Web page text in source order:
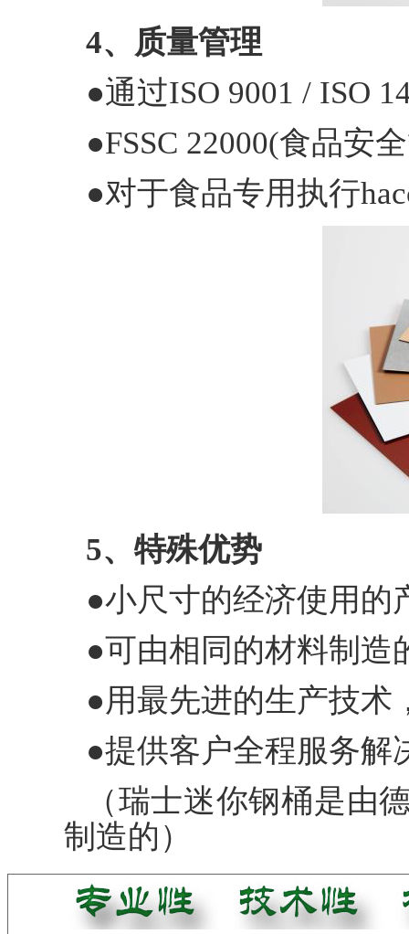
4、质量管理
●通过ISO 9001 / ISO
●FSSC 22000(食品安
●对于食品专用执行
5、特殊优势
●小尺寸的经济使用的
●可由相同的材料制造
●用最先进的生产技术
●提供客户全程服务解
（瑞士迷你钢桶是由
制造的）